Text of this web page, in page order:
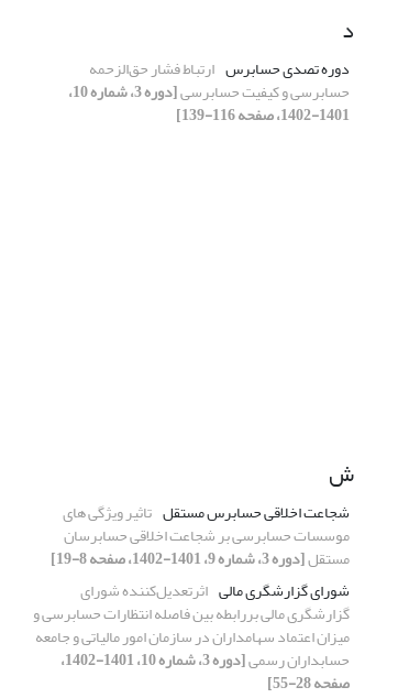
د
دوره تصدی حسابرس ارتباط فشار حق‌الزحمه
حسابرسی و کیفیت حسابرسی [دوره 3، شماره 10،
1401-1402، صفحه 116-139]
ش
شجاعت اخلاقی حسابرس مستقل تاثیر ویژگی های
موسسات حسابرسی بر شجاعت اخلاقی حسابرسان
مستقل[دوره 3، شماره 9، 1401-1402، صفحه 8-19]
شورای گزارشگری مالی اثرتعدیل‌کننده شورای
گزارشگری مالی بررابطه بین فاصله انتظارات حسابرسی و
میزان اعتماد سهامداران در سازمان امور مالیاتی و جامعه
حسابداران رسمی [دوره 3، شماره 10، 1401-1402،
صفحه 28-55]